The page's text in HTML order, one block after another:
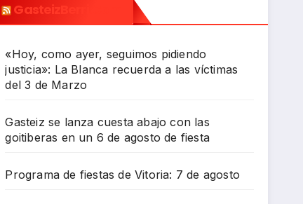
GasteizBerri.com
«Hoy, como ayer, seguimos pidiendo
justicia»: La Blanca recuerda a las víctimas
del 3 de Marzo
Gasteiz se lanza cuesta abajo con las
goitiberas en un 6 de agosto de fiesta
Programa de fiestas de Vitoria: 7 de agosto